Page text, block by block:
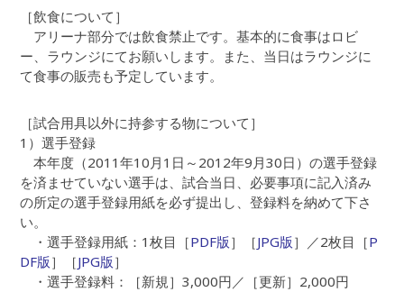
［飲食について］
アリーナ部分では飲食禁止です。基本的に食事はロビ
ー、ラウンジにてお願いします。また、当日はラウンジに
て食事の販売も予定しています。
［試合用具以外に持参する物について］
1）選手登録
本年度（2011年10月1日～2012年9月30日）の選手登録
を済ませていない選手は、試合当日、必要事項に記入済み
の所定の選手登録用紙を必ず提出し、登録料を納めて下さ
い。
・選手登録用紙：1枚目［PDF版］［JPG版］／2枚目［P
DF版］［JPG版］
・選手登録料：［新規］3,000円／［更新］2,000円